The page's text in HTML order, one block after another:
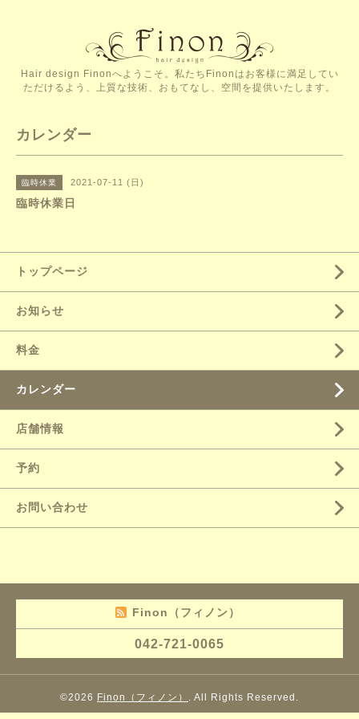
Hair design Finonへようこそ。私たちFinonはお客様に満足してい
ただけるよう、上質な技術、おもてなし、空間を提供いたします。
カレンダー
臨時休業 2021-07-11 (日)
臨時休業日
トップページ
お知らせ
料金
カレンダー
店舗情報
予約
お問い合わせ
Finon（フィノン）
042-721-0065
©2026 Finon（フィノン） . All Rights Reserved.